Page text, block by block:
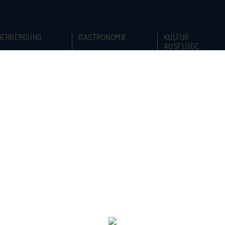
GASTRONOMIE
KULTUR
AUSFLÜGE